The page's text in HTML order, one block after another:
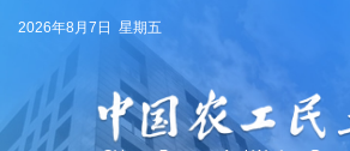
2026年8月7日 星期五